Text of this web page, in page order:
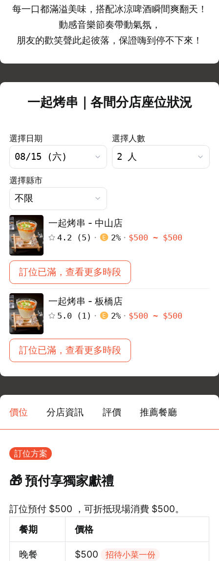
每一口都滿溢美味，搭配冰涼啤酒瞬間爽翻天！
動感音樂節奏帶動氣氛，
朋友的歡笑聲此起彼落，保證嗨到停不下來！
一起烤串｜各間分店座位狀況
選擇日期 選擇人數
選擇縣市
一起烤串 - 中山店
4.2 (5 ) 2% $500 ~ $500
訂位已滿，查看更多時段
一起烤串 - 板橋店
5.0 ( 1 ) 2% $500 ~ $500
訂位已滿，查看更多時段
價位 分店資訊 評價 推薦餐廳
訂位方案
🎁 預付享獨家獻禮
訂位預付 $500 ，可折抵現場消費 $500。
餐期
價格
晚餐 $500 招待小菜一份